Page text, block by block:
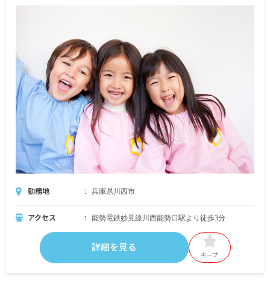
勤務地 兵庫県川西市
アクセス 能勢電鉄妙見線川西能勢口駅より徒歩3分
詳細を見る
キープ